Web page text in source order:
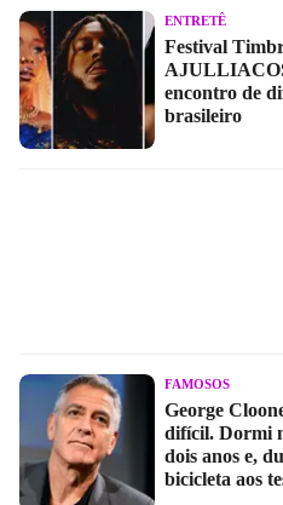
ENTRETÊ
Festival
encontro de
brasileiro
FAMOSOS
George
difícil. Dormi
dois anos e,
bicicleta aos